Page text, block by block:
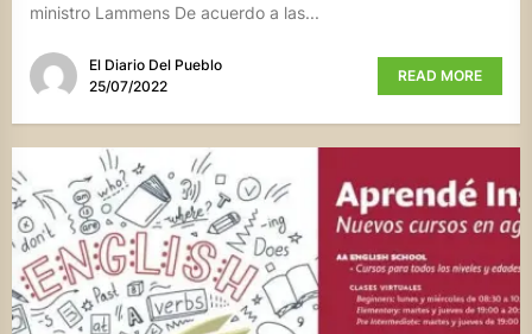
ministro Lammens De acuerdo a las...
El Diario Del Pueblo
25/07/2022
READ MORE